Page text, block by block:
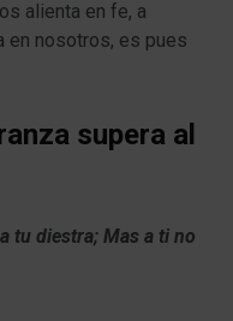
alienta en fe, a
en nosotros, es pues
supera al
tu diestra; Mas a ti no